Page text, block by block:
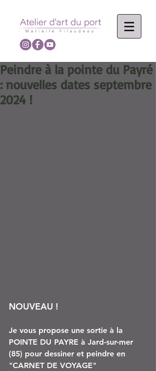
Peindre à la pointe du Payré
: nouvelles dates septembre
2024 !
NOUVEAU !
Je vous propose une sortie à la
POINTE DU PAYRE à Jard-sur-mer
(85) pour dessiner et peindre en
"CARNET DE VOYAGE"